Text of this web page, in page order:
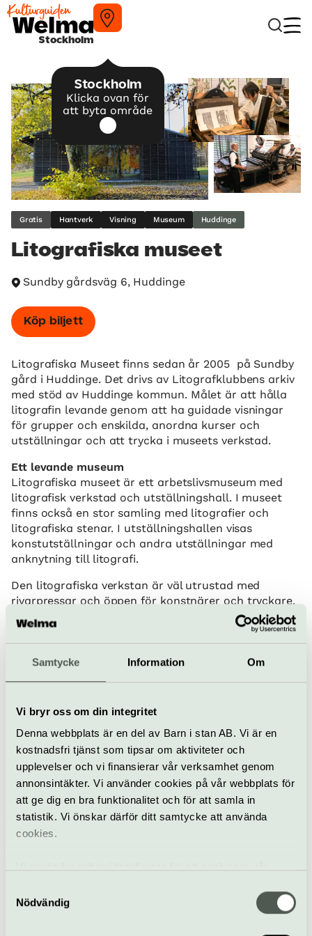
Samtycke Information Om
Vi bryr oss om din integritet
Denna webbplats är en del av Barn i stan AB. Vi är en
kostnadsfri tjänst som tipsar om aktiviteter och
upplevelser och vi finansierar vår verksamhet genom
annonsintäkter. Vi använder cookies på vår webbplats för
att ge dig en bra funktionalitet och för att samla in
statistik. Vi önskar därför ditt samtycke att använda
cookies.
samt tillhandahålla funktioner för sociala medier. Vi
vidarebefordrar även sådana identifierare och annan
Nödvändig
Stockholm
Stockholm
Klicka ovan för
att byta område
Gratis Hantverk Visning Museum Huddinge
Litografiska museet
Sundby gårdsväg 6, Huddinge
Köp biljett
Litografiska Museet finns sedan år 2005 på Sundby
gård i Huddinge. Det drivs av Litografklubbens arkiv
med stöd av Huddinge kommun. Målet är att hålla
litografin levande genom att ha guidade visningar
för grupper och enskilda, anordna kurser och
utställningar och att trycka i museets verkstad.
Ett levande museum
Litografiska museet är ett arbetslivsmuseum med
litografisk verkstad och utställningshall. I museet
finns också en stor samling med litografier och
litografiska stenar. I utställningshallen visas
konstutställningar och andra utställningar med
anknytning till litografi.
Den litografiska verkstan är väl utrustad med
rivarpressar och öppen för konstnärer och tryckare.
Den som vill lära sig mer om att litografera och
trycka från sten kan gå på museets kurser som hålls
varje termin. Större upplagor av litografier trycks i
den unika stoppcylinderpressen Johanna från 1897.
När
Museet är öppet tisdag–fredag samt söndag kl. 12-
15.
Pris
Fri entré
Bra att veta
Kafé
Restaurang
Hitta hit